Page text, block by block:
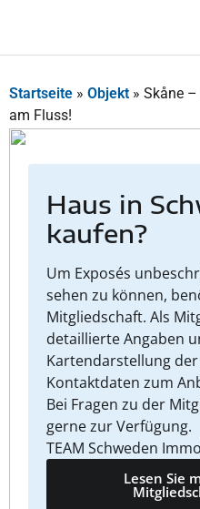
Startseite » Objekt » Skåne
am Fluss!
Haus in
kaufen?
Um Exposés
sehen zu können,
Mitgliedschaft. Als
detaillierte Angaben
Kartendarstellung
Kontaktdaten zum
Bei Fragen zu der
gerne zur Verfügung.
TEAM Schweden
Lesen Sie